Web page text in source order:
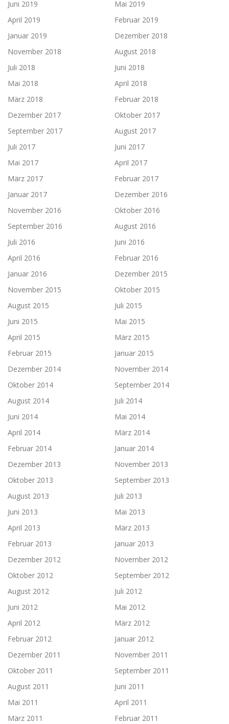
Juni 2019
Mai 2019
April 2019
Februar 2019
Januar 2019
Dezember 2018
November 2018
August 2018
Juli 2018
Juni 2018
Mai 2018
April 2018
März 2018
Februar 2018
Dezember 2017
Oktober 2017
September 2017
August 2017
Juli 2017
Juni 2017
Mai 2017
April 2017
März 2017
Februar 2017
Januar 2017
Dezember 2016
November 2016
Oktober 2016
September 2016
August 2016
Juli 2016
Juni 2016
April 2016
Februar 2016
Januar 2016
Dezember 2015
November 2015
Oktober 2015
August 2015
Juli 2015
Juni 2015
Mai 2015
April 2015
März 2015
Februar 2015
Januar 2015
Dezember 2014
November 2014
Oktober 2014
September 2014
August 2014
Juli 2014
Juni 2014
Mai 2014
April 2014
März 2014
Februar 2014
Januar 2014
Dezember 2013
November 2013
Oktober 2013
September 2013
August 2013
Juli 2013
Juni 2013
Mai 2013
April 2013
März 2013
Februar 2013
Januar 2013
Dezember 2012
November 2012
Oktober 2012
September 2012
August 2012
Juli 2012
Juni 2012
Mai 2012
April 2012
März 2012
Februar 2012
Januar 2012
Dezember 2011
November 2011
Oktober 2011
September 2011
August 2011
Juni 2011
Mai 2011
April 2011
März 2011
Februar 2011